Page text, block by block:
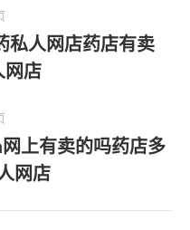
私人网店药店有卖
网店
上有卖的吗药店多
网店